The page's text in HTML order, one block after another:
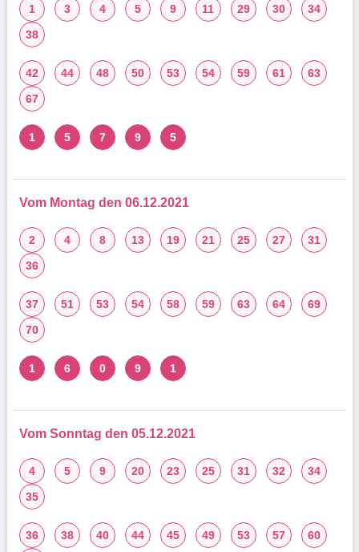
1 3 4 5 9 11 29 30
34
38
42 44 48 50 53 54 59 61
63
67
1 5 7 9 5
Vom Montag den 06.12.2021
2 4 8 13 19 21 25 27
31
36
37 51 53 54 58 59 63 64
69
70
1 6 0 9 1
Vom Sonntag den 05.12.2021
4 5 9 20 23 25 31 32
34
35
36 38 40 44 45 49 53 57
60